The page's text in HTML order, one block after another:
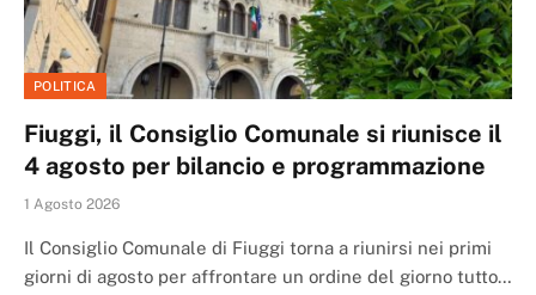
POLITICA
Fiuggi, il Consiglio Comunale si riunisce il
4 agosto per bilancio e programmazione
1 Agosto 2026
Il Consiglio Comunale di Fiuggi torna a riunirsi nei primi
giorni di agosto per affrontare un ordine del giorno tutto…